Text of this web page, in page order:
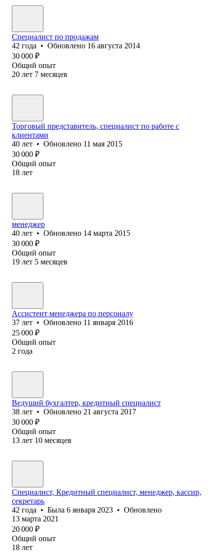
Специалист по продажам
42 года • Обновлено 16 августа 2014
30 000 ₽
Общий опыт
20 лет 7 месяцев
Торговый представитель, специалист по работе с
клиентами
40 лет • Обновлено 11 мая 2015
30 000 ₽
Общий опыт
18 лет
менеджер
40 лет • Обновлено 14 марта 2015
30 000 ₽
Общий опыт
19 лет 5 месяцев
Ассистент менеджера по персоналу
37 лет • Обновлено 11 января 2016
25 000 ₽
Общий опыт
2 года
Ведущий бухгалтер, кредитный специалист
38 лет • Обновлено 21 августа 2017
30 000 ₽
Общий опыт
13 лет 10 месяцев
Специалист, Кредитный специалист, менеджер, кассир,
секретарь
42 года • Была 6 января 2023 • Обновлено
13 марта 2021
20 000 ₽
Общий опыт
18 лет